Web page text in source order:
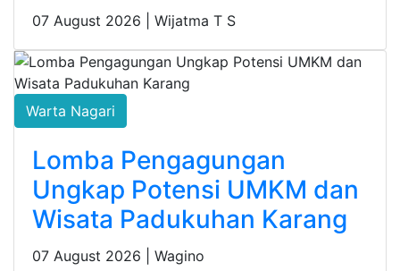
07 August 2026 | Wijatma T S
Warta Nagari
Lomba Pengagungan
Ungkap Potensi UMKM dan
Wisata Padukuhan Karang
07 August 2026 | Wagino